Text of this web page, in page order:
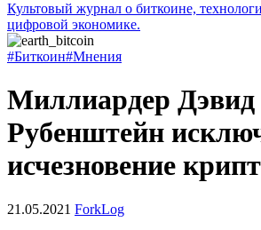
Культовый журнал о биткоине,
цифровой экономике.
#Биткоин#Мнения
Миллиардер Дэвид
Рубенштейн
исчезновение
21.05.2021 ForkLog